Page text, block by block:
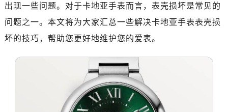
出现一些问题。对于卡地亚手表而言，表壳损坏是常见的
问题之一。本文将为大家汇总一些解决卡地亚手表表壳损
坏的技巧，帮助您更好地维护您的爱表。